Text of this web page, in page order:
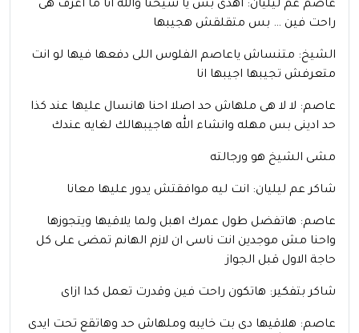
عاصم عم ليليان: اهدى بس يا شيخنا والله انا ما اعرف هى
راحت فين … بس متقلقش هجيبها
الشيخ: متنساش ياعاصم الفلوس اللى دفعها فيها لو انت
متعرفش تجيبها اجيبها انا
عاصم: لا لا هى ملهاش حد اصلا احنا هانسال عليها عند كذا
حد ادينى بس مهله وانشاء الله هاجيبهالك لغايه عندك
مشى الشيخ هو ورجالته
شاكر عم ليليان: انت ليه موافقتش يدور عليها معانا
عاصم: هاتفضل طول عمرك اهبل ولما يلاقيها ويتجوزها
واحنا مش موجدين انت ناسى ان لازم الهانم تمضى على كل
حاجة الاول قبل الجواز
شاكر بتفكير: هاتكون راحت فين وقدرت تعمل كدا ازاى
عاصم: هلاقيها دى بت خايبه وملهاش حد وهاتقع تحت ايدى